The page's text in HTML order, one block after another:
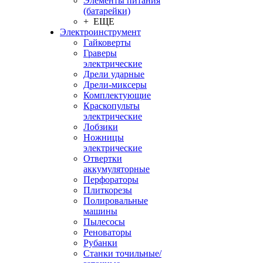
(батарейки)
+ ЕЩЕ
Электроинструмент
Гайковерты
Граверы
электрические
Дрели ударные
Дрели-миксеры
Комплектующие
Краскопульты
электрические
Лобзики
Ножницы
электрические
Отвертки
аккумуляторные
Перфораторы
Плиткорезы
Полировальные
машины
Пылесосы
Реноваторы
Рубанки
Станки точильные/